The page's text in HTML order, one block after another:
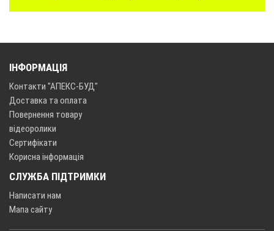
ІНФОРМАЦІЯ
Контакти "АПЕКС-БУД"
Доставка та оплата
Повернення товару
відеоролики
Сертифікати
Корисна інформація
СЛУЖБА ПІДТРИМКИ
Написати нам
Мапа сайту